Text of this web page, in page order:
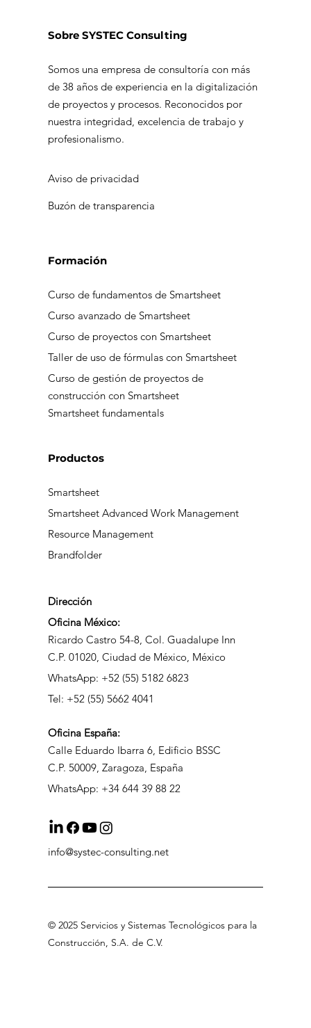
Prepara tu PyME para el éxito en el
nearshoring
Dirección
Oficina México:
Ricardo Castro 54-8, Col. Guadalupe Inn
C.P. 01020, Ciudad de México, México
Tel: +52 (55) 5662 4041
WhatsApp: +52 (55) 5182 6823
OficinaEspaña:
Calle Eduardo Ibarra 6, Edificio BSSC
C.P. 50009, Zaragoza, España
WhatsApp: +34 644 39 88 22
info@systec-consulting.net
Productos
Smartsheet
Resource Management
Brandfolder
Smartsheet Advanced Work Management
Formación
Curso de fundamentos de Smartsheet
Curso avanzado de Smartsheet
Curso de proyectos con Smartsheet
Taller de uso de fórmulas con Smartsheet
Curso de gestión de proyectos de
construcción con Smartsheet
Smartsheet fundamentals
Sobre SYSTEC Consulting
Somos una empresa de consultoría con más
de 38 años de experiencia en la digitalización
de proyectos y procesos. Reconocidos por
nuestra integridad, excelencia de trabajo y
profesionalismo.
Aviso de privacidad
Buzón de transparencia
© 2025 Servicios y Sistemas Tecnológicos para la
Construcción, S.A. de C.V.